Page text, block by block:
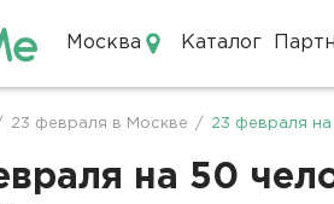
Москва Каталог
23 февраля в Москве / 23 февраля
на 50